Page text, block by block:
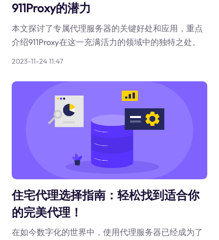
911Proxy的潜力
本文探讨了专属代理服务器的关键好处和应用，重点
介绍911Proxy在这一充满活力的领域中的独特之处。
2023-11-24 11:47
住宅代理选择指南：轻松找到适合你
的完美代理！
在如今数字化的世界中，使用代理服务器已经成为了